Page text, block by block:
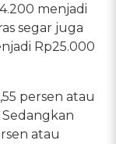
menjadi
segar juga
Rp25.000
persen atau
Sedangkan
atau